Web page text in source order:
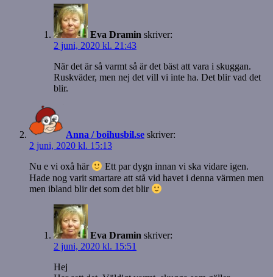
Eva Dramin skriver:
2 juni, 2020 kl. 21:43
När det är så varmt så är det bäst att vara i skuggan.
Ruskväder, men nej det vill vi inte ha. Det blir vad det
blir.
Anna / boihusbil.se skriver:
2 juni, 2020 kl. 15:13
Nu e vi oxå här
Ett par dygn innan vi ska vidare igen.
Hade nog varit smartare att stå vid havet i denna värmen men
men ibland blir det som det blir
Eva Dramin skriver:
2 juni, 2020 kl. 15:51
Hej